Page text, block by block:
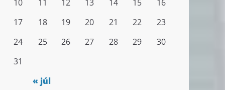
« júl
10
11 12 13 14 15
16
17
18 19 20 21 22
23
24
25 26 27 28 29
30
31